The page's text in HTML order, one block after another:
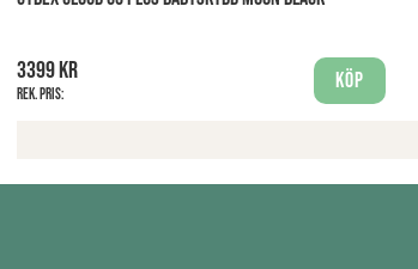
3399 kr
Rek. pris:
Köp